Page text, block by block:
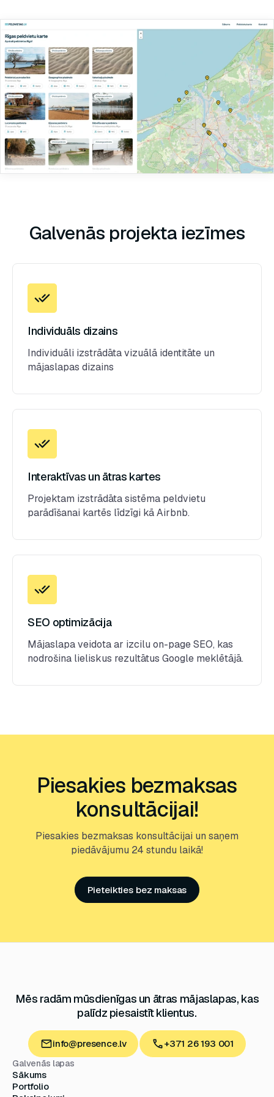
QR koda izveide
Izveido QR kodus vienkārši
Galvenās projekta iezīmes
Individuāls dizains
Individuāli izstrādāta vizuālā identitāte un
mājaslapas dizains
Interaktīvas un ātras kartes
Projektam izstrādāta sistēma peldvietu
parādīšanai kartēs līdzīgi kā Airbnb.
SEO optimizācija
Mājaslapa veidota ar izcilu on-page SEO, kas
nodrošina lieliskus rezultātus Google meklētājā.
Piesakies bezmaksas
konsultācijai!
Piesakies bezmaksas konsultācijai un saņem
piedāvājumu 24 stundu laikā!
Pieteikties bez maksas
Mēs radām mūsdienīgas un ātras mājaslapas, kas
palīdz piesaistīt klientus.
info@presence.lv +371 26 193 001
Galvenās lapas
Sākums
Portfolio